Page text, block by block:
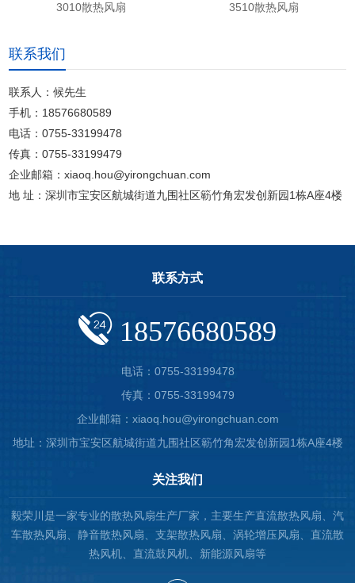
3010散热风扇 3510散热风扇
联系我们
联系人：候先生
手机：18576680589
电话：0755-33199478
传真：0755-33199479
企业邮箱：xiaoq.hou@yirongchuan.com
地 址：深圳市宝安区航城街道九围社区簕竹角宏发创新园1栋A座4楼
联系方式
18576680589
电话：0755-33199478
传真：0755-33199479
企业邮箱：xiaoq.hou@yirongchuan.com
地址：深圳市宝安区航城街道九围社区簕竹角宏发创新园1栋A座4楼
关注我们
毅荣川是一家专业的散热风扇生产厂家，主要生产直流散热风扇、汽
车散热风扇、静音散热风扇、支架散热风扇、涡轮增压风扇、直流散
热风机、直流鼓风机、新能源风扇等